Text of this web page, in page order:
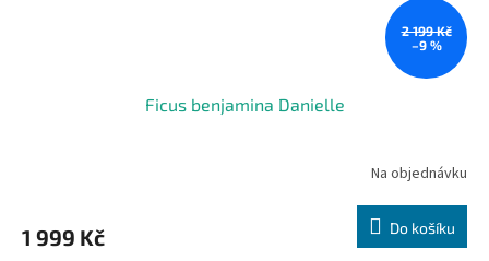
2 199 Kč
–9 %
Ficus benjamina Danielle
Na objednávku
1 999 Kč Do košíku